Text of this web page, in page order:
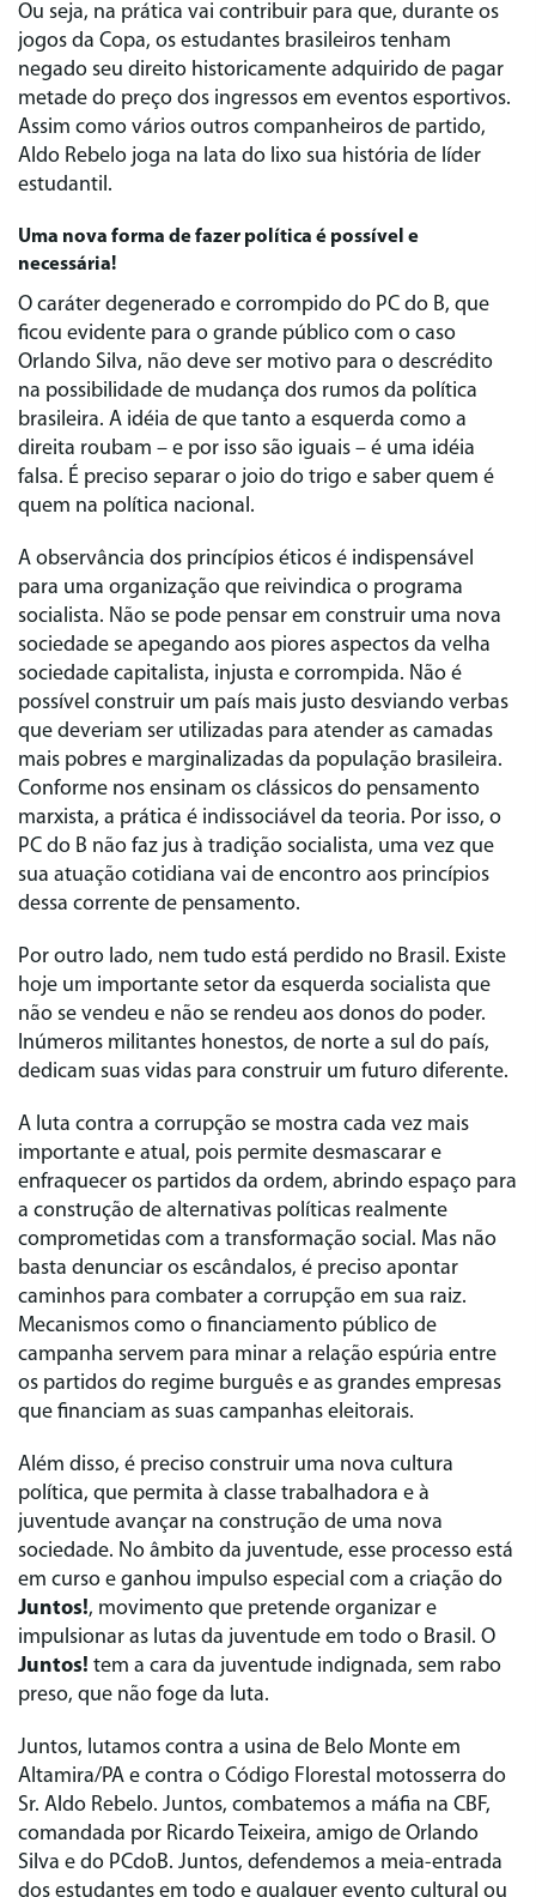
Ou seja, na prática vai contribuir para que, durante os
jogos da Copa, os estudantes brasileiros tenham
negado seu direito historicamente adquirido de pagar
metade do preço dos ingressos em eventos esportivos.
Assim como vários outros companheiros de partido,
Aldo Rebelo joga na lata do lixo sua história de líder
estudantil.
Uma nova forma de fazer política é possível e
necessária!
O caráter degenerado e corrompido do PC do B, que
ficou evidente para o grande público com o caso
Orlando Silva, não deve ser motivo para o descrédito
na possibilidade de mudança dos rumos da política
brasileira. A idéia de que tanto a esquerda como a
direita roubam – e por isso são iguais – é uma idéia
falsa. É preciso separar o joio do trigo e saber quem é
quem na política nacional.
A observância dos princípios éticos é indispensável
para uma organização que reivindica o programa
socialista. Não se pode pensar em construir uma nova
sociedade se apegando aos piores aspectos da velha
sociedade capitalista, injusta e corrompida. Não é
possível construir um país mais justo desviando verbas
que deveriam ser utilizadas para atender as camadas
mais pobres e marginalizadas da população brasileira.
Conforme nos ensinam os clássicos do pensamento
marxista, a prática é indissociável da teoria. Por isso, o
PC do B não faz jus à tradição socialista, uma vez que
sua atuação cotidiana vai de encontro aos princípios
dessa corrente de pensamento.
Por outro lado, nem tudo está perdido no Brasil. Existe
hoje um importante setor da esquerda socialista que
não se vendeu e não se rendeu aos donos do poder.
Inúmeros militantes honestos, de norte a sul do país,
dedicam suas vidas para construir um futuro diferente.
A luta contra a corrupção se mostra cada vez mais
importante e atual, pois permite desmascarar e
enfraquecer os partidos da ordem, abrindo espaço para
a construção de alternativas políticas realmente
comprometidas com a transformação social. Mas não
basta denunciar os escândalos, é preciso apontar
caminhos para combater a corrupção em sua raiz.
Mecanismos como o financiamento público de
campanha servem para minar a relação espúria entre
os partidos do regime burguês e as grandes empresas
que financiam as suas campanhas eleitorais.
Além disso, é preciso construir uma nova cultura
política, que permita à classe trabalhadora e à
juventude avançar na construção de uma nova
sociedade. No âmbito da juventude, esse processo está
em curso e ganhou impulso especial com a criação do
Juntos!, movimento que pretende organizar e
impulsionar as lutas da juventude em todo o Brasil. O
Juntos! tem a cara da juventude indignada, sem rabo
preso, que não foge da luta.
Juntos, lutamos contra a usina de Belo Monte em
Altamira/PA e contra o Código Florestal motosserra do
Sr. Aldo Rebelo. Juntos, combatemos a máfia na CBF,
comandada por Ricardo Teixeira, amigo de Orlando
Silva e do PCdoB. Juntos, defendemos a meia-entrada
dos estudantes em todo e qualquer evento cultural ou